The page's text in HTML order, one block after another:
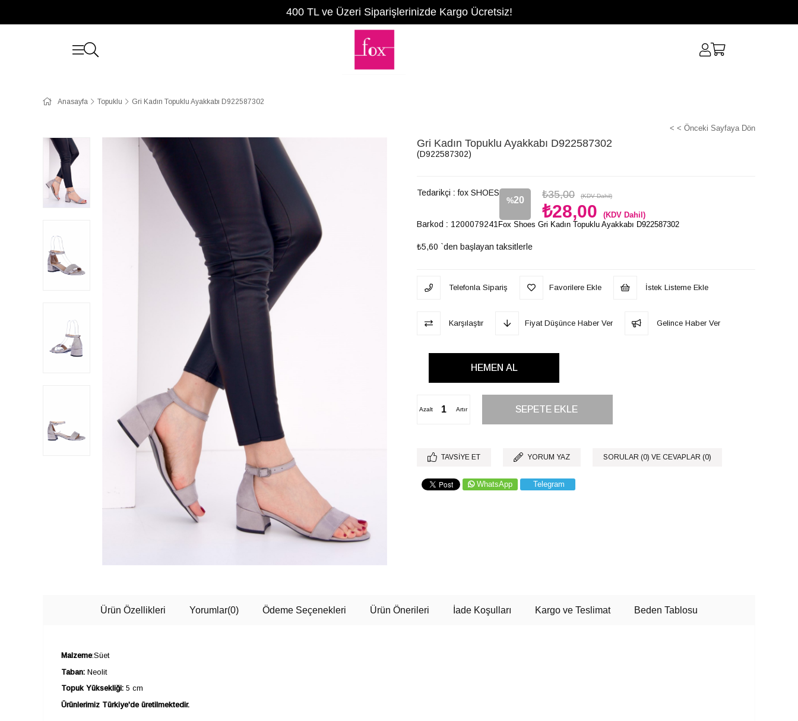
400 TL ve Üzeri Siparişlerinizde Kargo Ücretsiz!
Anasayfa Topuklu Gri Kadın Topuklu Ayakkabı D922587302
< < Önceki Sayfaya Dön
Gri Kadın Topuklu Ayakkabı D922587302
(D922587302)
Tedarikçi : fox SHOES
%20
İndirim
₺35,00 (KDV Dahil)
₺28,00 (KDV Dahil)
Barkod : 1200079241
₺5,60 `den başlayan taksitlerle
Fox Shoes Gri Kadın Topuklu Ayakkabı D922587302
Telefonla Sipariş Favorilere Ekle İstek Listeme Ekle
Karşılaştır Fiyat Düşünce Haber Ver Gelince Haber Ver
Artır
Azalt
TAVSIYE ET YORUM YAZ SORULAR (0) VE CEVAPLAR (0)
WhatsApp Telegram
Ürün Özellikleri Yorumlar(0) Ödeme Seçenekleri Ürün Önerileri İade Koşulları Kargo ve Teslimat Beden Tablosu
Malzeme:Süet
Taban: Neolit
Topuk Yüksekliği: 5 cm
Ürünlerimiz Türkiye'de üretilmektedir.